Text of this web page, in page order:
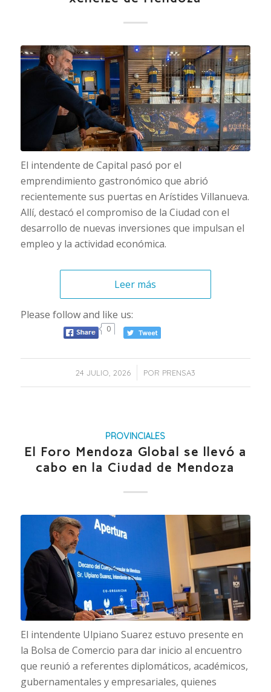
El intendente de Capital pasó por el
emprendimiento gastronómico que abrió
recientemente sus puertas en Arístides Villanueva.
Allí, destacó el compromiso de la Ciudad con el
desarrollo de nuevas inversiones que impulsan el
empleo y la actividad económica.
Leer más
Please follow and like us:
0
24 JULIO, 2026 POR PRENSA3
PROVINCIALES
El Foro Mendoza Global se llevó a
cabo en la Ciudad de Mendoza
El intendente Ulpiano Suarez estuvo presente en
la Bolsa de Comercio para dar inicio al encuentro
que reunió a referentes diplomáticos, académicos,
gubernamentales y empresariales, quienes